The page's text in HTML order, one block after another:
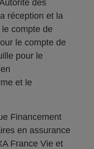
des
réception et la
compte de
le compte de
pour le
et le
Financement
en assurance
France Vie et